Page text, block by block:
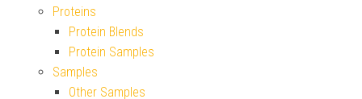
Proteins
Protein Blends
Protein Samples
Samples
Other Samples